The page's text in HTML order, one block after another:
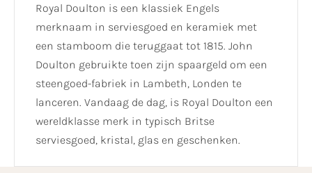
Royal Doulton is een klassiek Engels
merknaam in serviesgoed en keramiek met
een stamboom die teruggaat tot 1815. John
Doulton gebruikte toen zijn spaargeld om een
steengoed-fabriek in Lambeth, Londen te
lanceren. Vandaag de dag, is Royal Doulton een
wereldklasse merk in typisch Britse
serviesgoed, kristal, glas en geschenken.